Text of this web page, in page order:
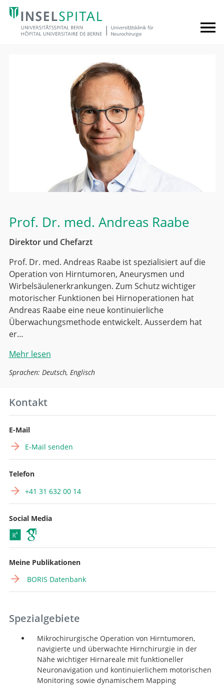
Prof. Dr. med. Andreas Raabe
Direktor und Chefarzt
Prof. Dr. med. Andreas Raabe ist spezialisiert auf die
Operation von Hirntumoren, Aneurysmen und
Wirbelsäulenerkrankungen. Zum Schutz wichtiger
motorischer Funktionen bei Hirnoperationen hat
Andreas Raabe eine neue kontinuierliche
Überwachungsmethode entwickelt. Ausserdem hat
er…
Mehr lesen
Sprachen: Deutsch, Englisch
Kontakt
E-Mail
E-Mail senden
Telefon
+41 31 632 00 14
Social Media
Meine Publikationen
BORIS Datenbank
Spezialgebiete
Mikrochirurgische Operation von Hirntumoren,
navigierte und überwachte Hirnchirurgie in der
Nähe wichtiger Hirnareale mit funktioneller
Neuronavigation und kontinuierlichem motorischen
Monitoring sowie dynamischem Mapping